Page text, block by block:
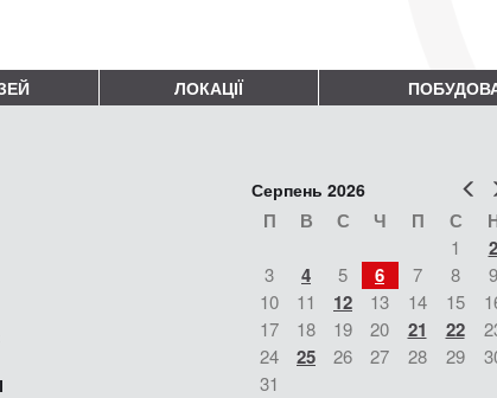
ЛОКАЦІЇ
Серпень 2026
П В С Ч П С
1 2
3 4 5 6 7 8
9
10
11 12 13 14 15
17
18 19 20 21 22
24
25 26 27 28 29
31